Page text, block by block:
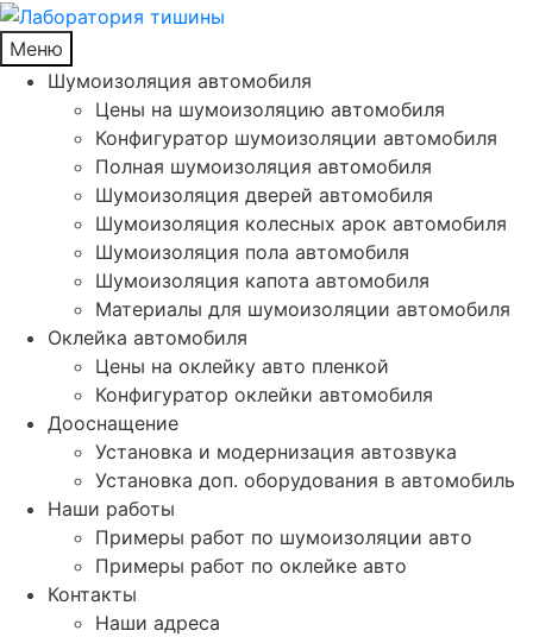
Меню
Шумоизоляция автомобиля
Цены на шумоизоляцию автомобиля
Конфигуратор шумоизоляции автомобиля
Полная шумоизоляция автомобиля
Шумоизоляция дверей автомобиля
Шумоизоляция колесных арок автомобиля
Шумоизоляция пола автомобиля
Шумоизоляция капота автомобиля
Материалы для шумоизоляции автомобиля
Оклейка автомобиля
Цены на оклейку авто пленкой
Конфигуратор оклейки автомобиля
Дооснащение
Установка и модернизация автозвука
Установка доп. оборудования в автомобиль
Наши работы
Примеры работ по шумоизоляции авто
Примеры работ по оклейке авто
Контакты
Наши адреса